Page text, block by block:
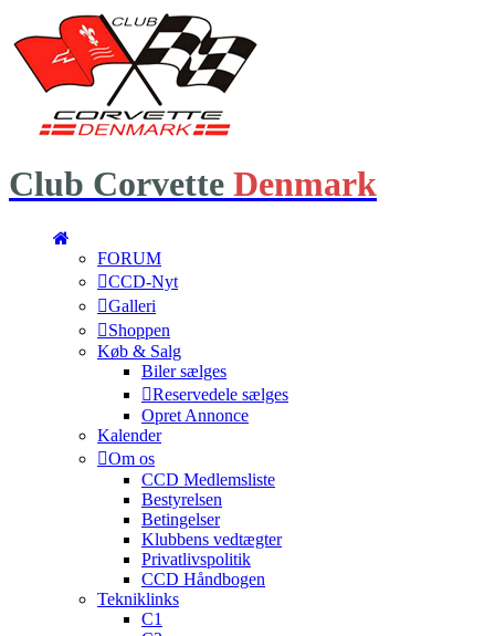
Club Corvette Denmark
FORUM
CCD-Nyt
Galleri
Shoppen
Køb & Salg
Biler sælges
Reservedele sælges
Opret Annonce
Kalender
Om os
CCD Medlemsliste
Bestyrelsen
Betingelser
Klubbens vedtægter
Privatlivspolitik
CCD Håndbogen
Tekniklinks
C1